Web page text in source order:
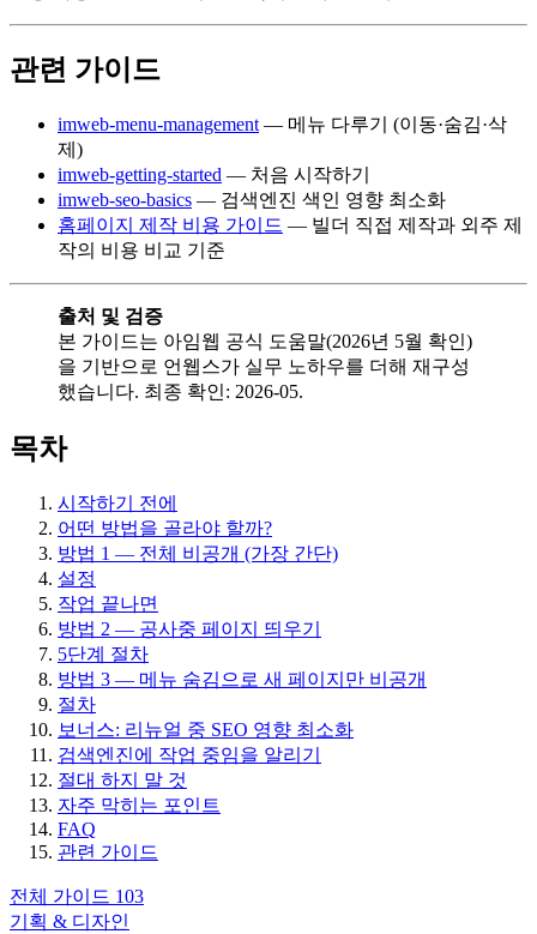
관련 가이드
imweb-menu-management — 메뉴 다루기 (이동·숨김·삭
제)
imweb-getting-started — 처음 시작하기
imweb-seo-basics — 검색엔진 색인 영향 최소화
홈페이지 제작 비용 가이드 — 빌더 직접 제작과 외주 제
작의 비용 비교 기준
출처 및 검증
본 가이드는 아임웹 공식 도움말(2026년 5월 확인)
을 기반으로 언웹스가 실무 노하우를 더해 재구성
했습니다. 최종 확인: 2026-05.
목차
시작하기 전에
어떤 방법을 골라야 할까?
방법 1 — 전체 비공개 (가장 간단)
설정
작업 끝나면
방법 2 — 공사중 페이지 띄우기
5단계 절차
방법 3 — 메뉴 숨김으로 새 페이지만 비공개
절차
보너스: 리뉴얼 중 SEO 영향 최소화
검색엔진에 작업 중임을 알리기
절대 하지 말 것
자주 막히는 포인트
FAQ
관련 가이드
전체 가이드 103
기획 & 디자인